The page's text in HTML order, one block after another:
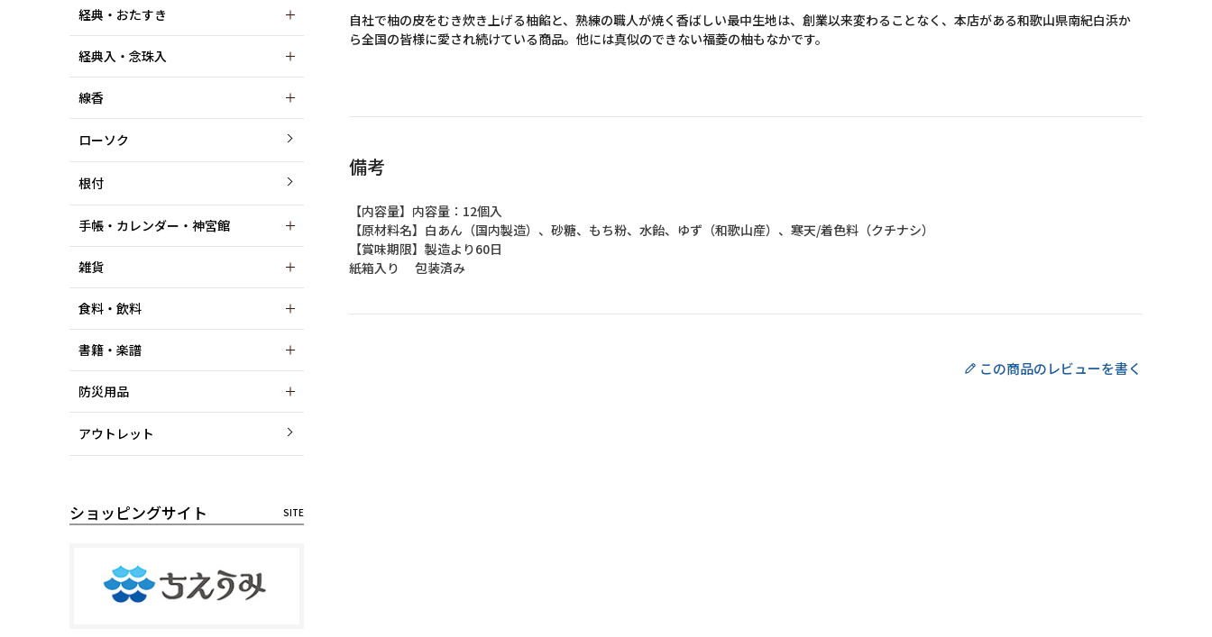
経典・おたすき
経典入・念珠入
線香
ローソク
根付
手帳・カレンダー・神宮館
雑貨
食料・飲料
書籍・楽譜
防災用品
アウトレット
ショッピングサイト
自社で柚の皮をむき炊き上げる柚餡と、熟練の職人が焼く香ばしい最中生地は、創業以来変わることなく、本店がある和歌山県南紀白浜か
ら全国の皆様に愛され続けている商品。他には真似のできない福菱の柚もなかです。
備考
【内容量】内容量：12個入
【原材料名】白あん（国内製造）、砂糖、もち粉、水飴、ゆず（和歌山産）、寒天/着色料（クチナシ）
【賞味期限】製造より60日
紙箱入り 包装済み